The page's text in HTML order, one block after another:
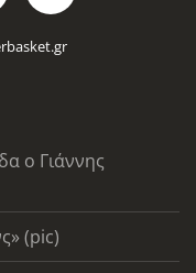
ο Γιάννης
(pic)